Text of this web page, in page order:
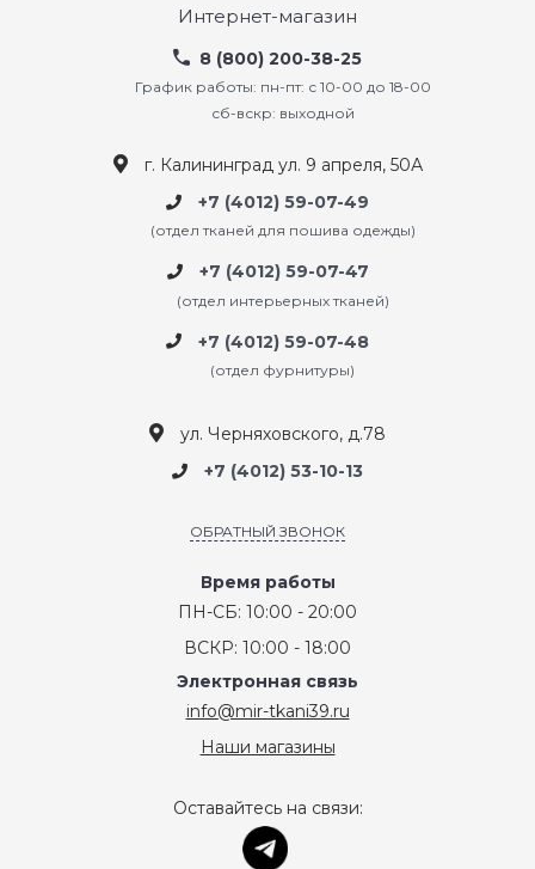
Интернет-магазин
8 (800) 200-38-25
График работы: пн-пт: с 10-00 до 18-00
сб-вскр: выходной
г. Калининград ул. 9 апреля, 50А
+7 (4012) 59-07-49
(отдел тканей для пошива одежды)
+7 (4012) 59-07-47
(отдел интерьерных тканей)
+7 (4012) 59-07-48
(отдел фурнитуры)
ул. Черняховского, д.78
+7 (4012) 53-10-13
ОБРАТНЫЙ ЗВОНОК
Время работы
ПН-СБ: 10:00 - 20:00
ВСКР: 10:00 - 18:00
Электронная связь
info@mir-tkani39.ru
Наши магазины
Оставайтесь на связи: